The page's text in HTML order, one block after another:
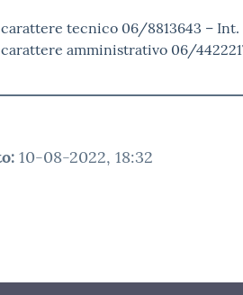
tecnico 06/8813643 – Int.
amministrativo 06/
: 10-08-2022, 18:32